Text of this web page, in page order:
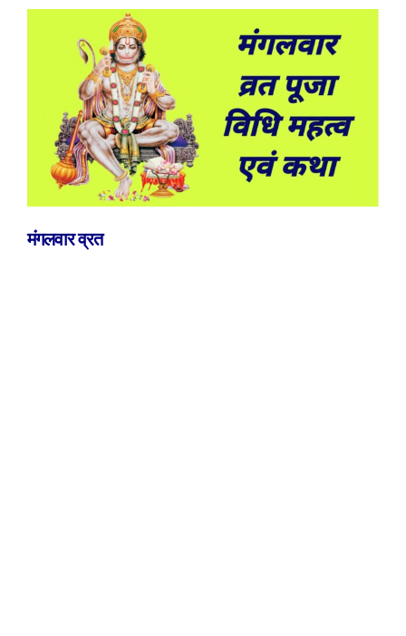
मंगलवार व्रत